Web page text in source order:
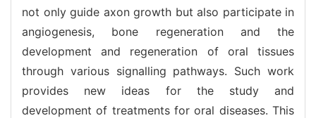
not only guide axon growth but also participate in
angiogenesis, bone regeneration and the
development and regeneration of oral tissues
through various signalling pathways. Such work
provides new ideas for the study and
development of treatments for oral diseases. This